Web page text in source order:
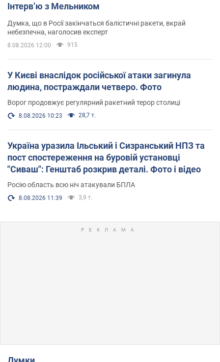
Інтерв’ю з Мельником
Думка, що в Росії закінчаться балістичні ракети, вкрай
небезпечна, наголосив експерт
8.08.2026 12:00 915
У Києві внаслідок російської атаки загинула
людина, постраждали четверо. Фото
Ворог продовжує регулярний ракетний терор столиці
8.08.2026 10:23 28,7 т.
Україна уразила Ільський і Сизранський НПЗ та
пост спостереження на буровій установці
"Сиваш": Генштаб розкрив деталі. Фото і відео
Росію область всю ніч атакували БПЛА
8.08.2026 11:39 3,9 т.